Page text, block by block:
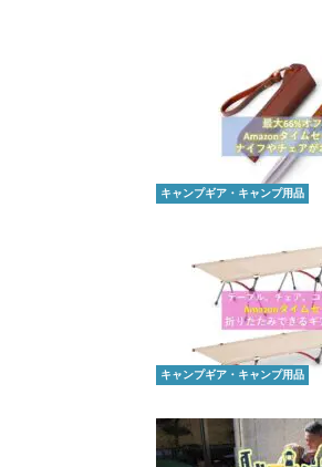
キャンプギア・キャンプ用品
キャンプギア・キャンプ用品